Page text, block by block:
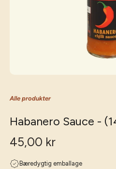
Alle produkter
Habanero Sauce -
45,00 kr
Bæredygtig emballage